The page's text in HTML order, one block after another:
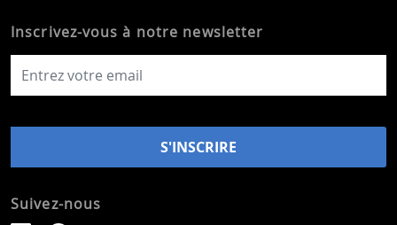
Inscrivez-vous à notre newsletter
Suivez-nous